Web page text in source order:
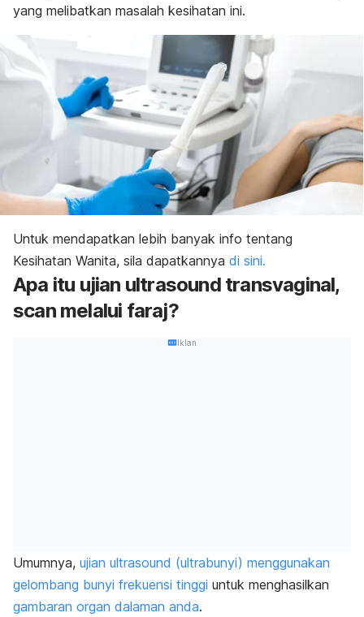
yang melibatkan masalah kesihatan ini.
Untuk mendapatkan lebih banyak info tentang
Kesihatan Wanita, sila dapatkannya di sini.
Apa itu ujian ultrasound transvaginal,
scan melalui faraj?
Iklan
Umumnya, ujian ultrasound (ultrabunyi) menggunakan
gelombang bunyi frekuensi tinggi untuk menghasilkan
gambaran organ dalaman anda.